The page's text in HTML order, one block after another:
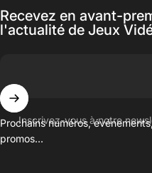
Recevez en avant-
l'actualité de Jeux
Inscrivez-vous à notre
Prochains numéros,
promos...